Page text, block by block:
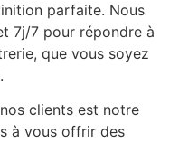
parfaite. Nous
7j/7 pour répondre à
que vous soyez
clients est notre
à vous offrir des